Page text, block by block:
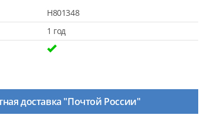
H801348
1 год
доставка "Почтой России"